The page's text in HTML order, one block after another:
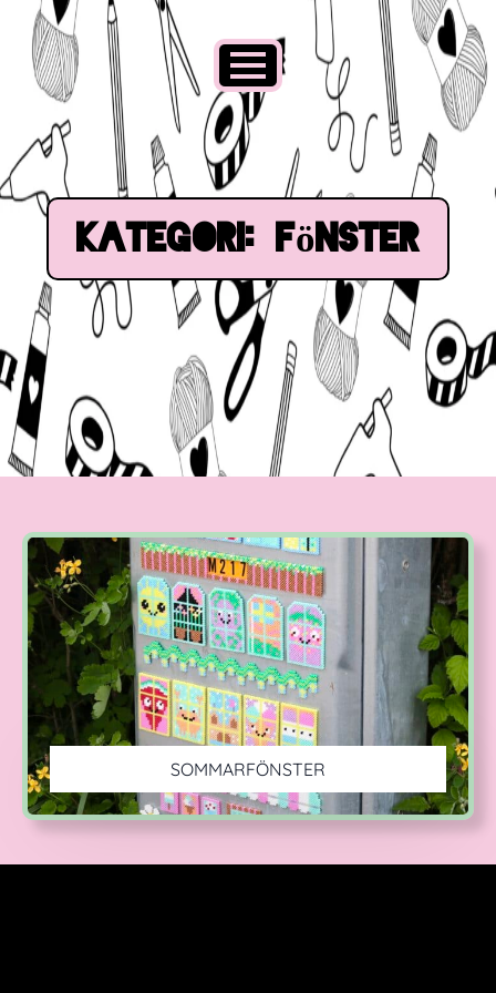
Kategori: Fönster
SOMMARFÖNSTER